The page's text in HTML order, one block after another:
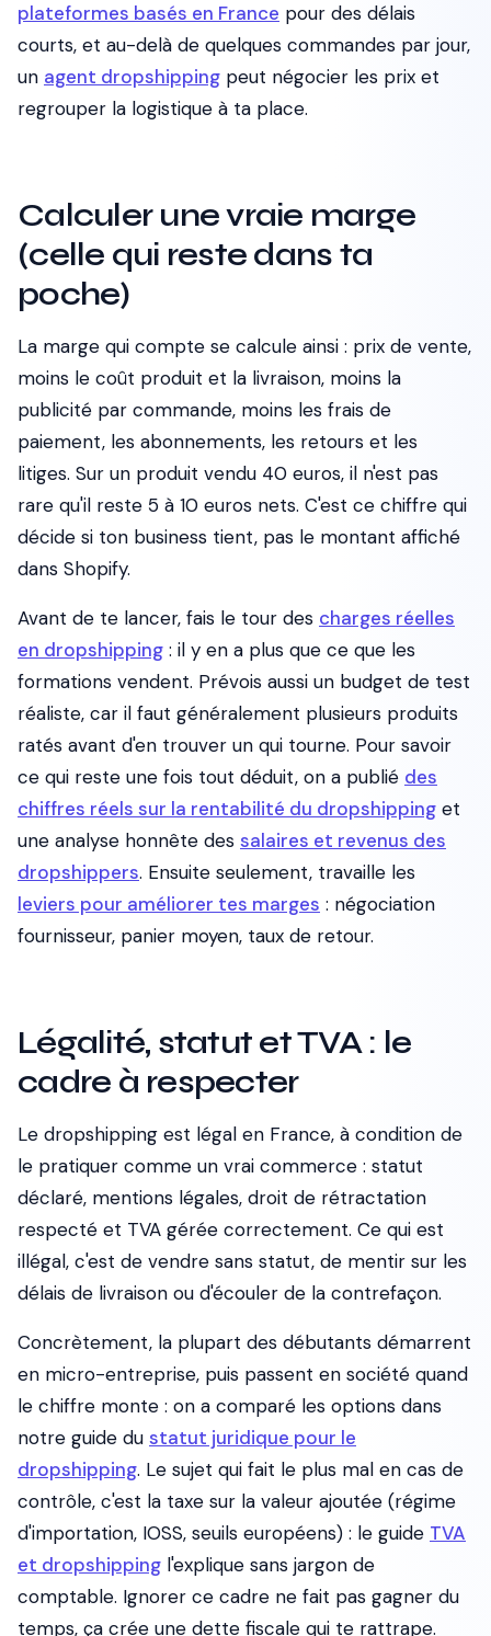
plateformes basés en France pour des délais
courts, et au-delà de quelques commandes par jour,
un agent dropshipping peut négocier les prix et
regrouper la logistique à ta place.
Calculer une vraie marge
(celle qui reste dans ta
poche)
La marge qui compte se calcule ainsi : prix de vente,
moins le coût produit et la livraison, moins la
publicité par commande, moins les frais de
paiement, les abonnements, les retours et les
litiges. Sur un produit vendu 40 euros, il n'est pas
rare qu'il reste 5 à 10 euros nets. C'est ce chiffre qui
décide si ton business tient, pas le montant affiché
dans Shopify.
Avant de te lancer, fais le tour des charges réelles
en dropshipping : il y en a plus que ce que les
formations vendent. Prévois aussi un budget de test
réaliste, car il faut généralement plusieurs produits
ratés avant d'en trouver un qui tourne. Pour savoir
ce qui reste une fois tout déduit, on a publié des
chiffres réels sur la rentabilité du dropshipping et
une analyse honnête des salaires et revenus des
dropshippers. Ensuite seulement, travaille les
leviers pour améliorer tes marges : négociation
fournisseur, panier moyen, taux de retour.
Légalité, statut et TVA : le
cadre à respecter
Le dropshipping est légal en France, à condition de
le pratiquer comme un vrai commerce : statut
déclaré, mentions légales, droit de rétractation
respecté et TVA gérée correctement. Ce qui est
illégal, c'est de vendre sans statut, de mentir sur les
délais de livraison ou d'écouler de la contrefaçon.
Concrètement, la plupart des débutants démarrent
en micro-entreprise, puis passent en société quand
le chiffre monte : on a comparé les options dans
notre guide du statut juridique pour le
dropshipping. Le sujet qui fait le plus mal en cas de
contrôle, c'est la taxe sur la valeur ajoutée (régime
d'importation, IOSS, seuils européens) : le guide TVA
et dropshipping l'explique sans jargon de
comptable. Ignorer ce cadre ne fait pas gagner du
temps, ça crée une dette fiscale qui te rattrape.